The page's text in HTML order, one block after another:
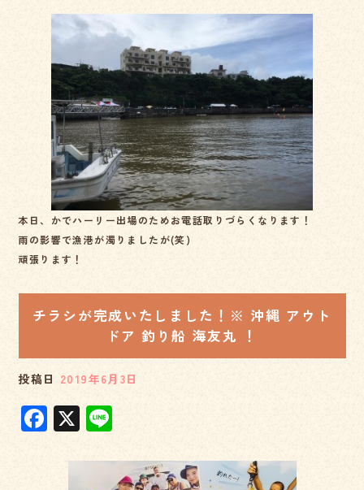
c
e
b
o
o
k
e
本日、かでハーリー出場のためお電話取りづらくなります！
雨の影響で漁港が濁りましたが(笑)
頑張ります！
チラシが完成いたしました！※ 沖縄 アウト
ドア 釣り船 海友丸 ！
投稿日 2019年6月3日
F
a
X
e